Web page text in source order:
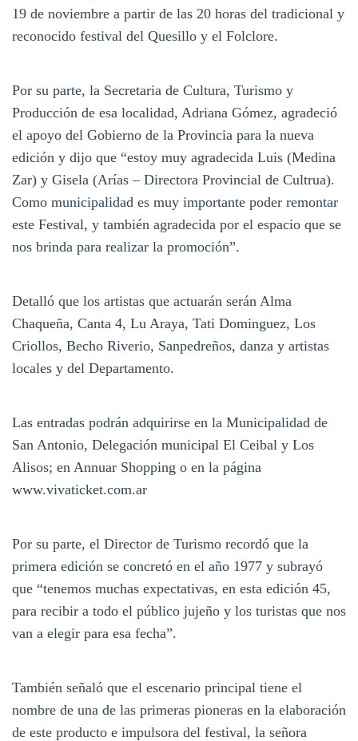
19 de noviembre a partir de las 20 horas del tradicional y
reconocido festival del Quesillo y el Folclore.
Por su parte, la Secretaria de Cultura, Turismo y
Producción de esa localidad, Adriana Gómez, agradeció
el apoyo del Gobierno de la Provincia para la nueva
edición y dijo que “estoy muy agradecida Luis (Medina
Zar) y Gisela (Arías – Directora Provincial de Cultrua).
Como municipalidad es muy importante poder remontar
este Festival, y también agradecida por el espacio que se
nos brinda para realizar la promoción”.
Detalló que los artistas que actuarán serán Alma
Chaqueña, Canta 4, Lu Araya, Tati Dominguez, Los
Criollos, Becho Riverio, Sanpedreños, danza y artistas
locales y del Departamento.
Las entradas podrán adquirirse en la Municipalidad de
San Antonio, Delegación municipal El Ceibal y Los
Alisos; en Annuar Shopping o en la página
www.vivaticket.com.ar
Por su parte, el Director de Turismo recordó que la
primera edición se concretó en el año 1977 y subrayó
que “tenemos muchas expectativas, en esta edición 45,
para recibir a todo el público jujeño y los turistas que nos
van a elegir para esa fecha”.
También señaló que el escenario principal tiene el
nombre de una de las primeras pioneras en la elaboración
de este producto e impulsora del festival, la señora